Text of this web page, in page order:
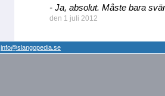
- Ja, absolut. Måste bara
den 1 juli 2012
info@slangopedia.se